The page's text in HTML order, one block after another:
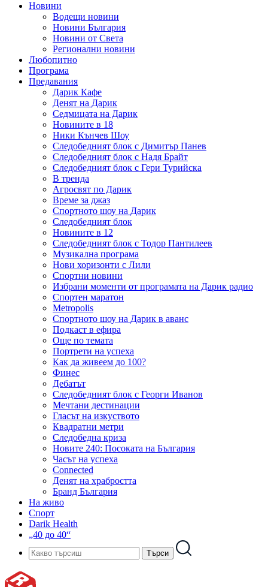
Новини
Водещи новини
Новини България
Новини от Света
Регионални новини
Любопитно
Програма
Предавания
Дарик Кафе
Денят на Дарик
Седмицата на Дарик
Новините в 18
Ники Кънчев Шоу
Следобедният блок с Димитър Панев
Следобедният блок с Надя Брайт
Следобедният блок с Гери Турийска
В тренда
Агросвят по Дарик
Време за джаз
Спортното шоу на Дарик
Следобедният блок
Новините в 12
Следобедният блок с Тодор Пантилеев
Музикална програма
Нови хоризонти с Лили
Спортни новини
Избрани моменти от програмата на Дарик радио
Спортен маратон
Metropolis
Спортното шоу на Дарик в аванс
Подкаст в ефира
Още по темата
Портрети на успеха
Как да живеем до 100?
Финес
Дебатът
Следобедният блок с Георги Иванов
Мечтани дестинации
Гласът на изкуството
Квадратни метри
Следобедна криза
Новите 240: Посоката на България
Часът на успеха
Connected
Денят на храбростта
Бранд България
На живо
Спорт
Darik Health
„40 до 40“